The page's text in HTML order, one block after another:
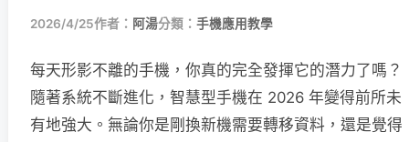
2026/4/25作者： 阿湯分類： 手機應用教學
每天形影不離的手機，你真的完全發揮它的潛力了嗎？
隨著系統不斷進化，智慧型手機在 2026 年變得前所未
有地強大。無論你是剛換新機需要轉移資料，還是覺得